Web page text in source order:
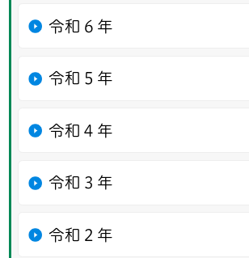
令和６年
令和５年
令和４年
令和３年
令和２年